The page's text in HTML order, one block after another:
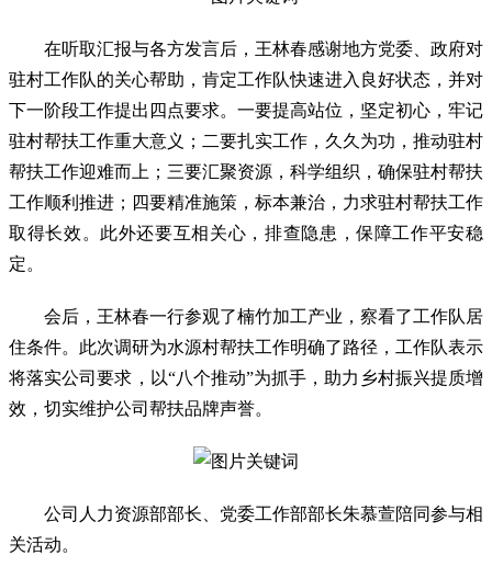
在听取汇报与各方发言后，王林春感谢地方党委、政府对
驻村工作队的关心帮助，肯定工作队快速进入良好状态，并对
下一阶段工作提出四点要求。一要提高站位，坚定初心，牢记
驻村帮扶工作重大意义；二要扎实工作，久久为功，推动驻村
帮扶工作迎难而上；三要汇聚资源，科学组织，确保驻村帮扶
工作顺利推进；四要精准施策，标本兼治，力求驻村帮扶工作
取得长效。此外还要互相关心，排查隐患，保障工作平安稳
定。
会后，王林春一行参观了楠竹加工产业，察看了工作队居
住条件。此次调研为水源村帮扶工作明确了路径，工作队表示
将落实公司要求，以“八个推动”为抓手，助力乡村振兴提质增
效，切实维护公司帮扶品牌声誉。
公司人力资源部部长、党委工作部部长朱慕萱陪同参与相
关活动。